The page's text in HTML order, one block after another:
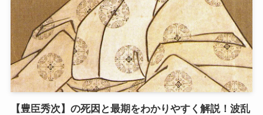
【豊臣秀次】の死因と最期をわかりやすく解説！波乱